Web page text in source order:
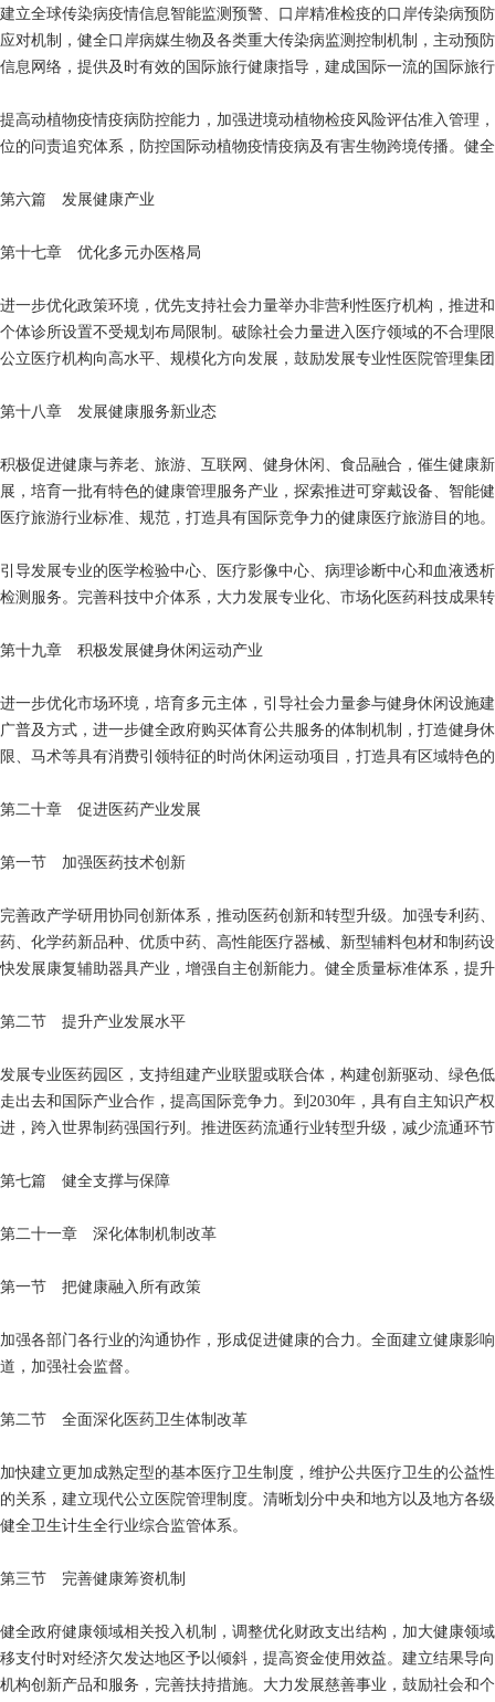
建立全球传染病疫情信息智能监测预警、口岸精准检疫的口岸传染病预
应对机制，健全口岸病媒生物及各类重大传染病监测控制机制，主动预
信息网络，提供及时有效的国际旅行健康指导，建成国际一流的国际旅
提高动植物疫情疫病防控能力，加强进境动植物检疫风险评估准入管理
位的问责追究体系，防控国际动植物疫情疫病及有害生物跨境传播。健
第六篇 发展健康产业
第十七章 优化多元办医格局
进一步优化政策环境，优先支持社会力量举办非营利性医疗机构，推进
个体诊所设置不受规划布局限制。破除社会力量进入医疗领域的不合理
公立医疗机构向高水平、规模化方向发展，鼓励发展专业性医院管理集
第十八章 发展健康服务新业态
积极促进健康与养老、旅游、互联网、健身休闲、食品融合，催生健康
展，培育一批有特色的健康管理服务产业，探索推进可穿戴设备、智能
医疗旅游行业标准、规范，打造具有国际竞争力的健康医疗旅游目的
引导发展专业的医学检验中心、医疗影像中心、病理诊断中心和血液透
检测服务。完善科技中介体系，大力发展专业化、市场化医药科技成果
第十九章 积极发展健身休闲运动产业
进一步优化市场环境，培育多元主体，引导社会力量参与健身休闲设施
广普及方式，进一步健全政府购买体育公共服务的体制机制，打造健身
限、马术等具有消费引领特征的时尚休闲运动项目，打造具有区域特色
第二十章 促进医药产业发展
第一节 加强医药技术创新
完善政产学研用协同创新体系，推动医药创新和转型升级。加强专利药
药、化学药新品种、优质中药、高性能医疗器械、新型辅料包材和制药
快发展康复辅助器具产业，增强自主创新能力。健全质量标准体系，提
第二节 提升产业发展水平
发展专业医药园区，支持组建产业联盟或联合体，构建创新驱动、绿色
走出去和国际产业合作，提高国际竞争力。到2030年，具有自主知识
进，跨入世界制药强国行列。推进医药流通行业转型升级，减少流通环
第七篇 健全支撑与保障
第二十一章 深化体制机制改革
第一节 把健康融入所有政策
加强各部门各行业的沟通协作，形成促进健康的合力。全面建立健康影
道，加强社会监督。
第二节 全面深化医药卫生体制改革
加快建立更加成熟定型的基本医疗卫生制度，维护公共医疗卫生的公益
的关系，建立现代公立医院管理制度。清晰划分中央和地方以及地方各
健全卫生计生全行业综合监管体系。
第三节 完善健康筹资机制
健全政府健康领域相关投入机制，调整优化财政支出结构，加大健康领
移支付时对经济欠发达地区予以倾斜，提高资金使用效益。建立结果导
机构创新产品和服务，完善扶持措施。大力发展慈善事业，鼓励社会和